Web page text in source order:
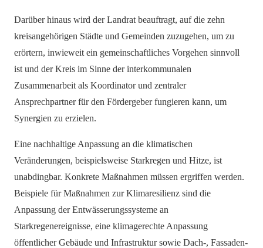
Darüber hinaus wird der Landrat beauftragt, auf die zehn
kreisangehörigen Städte und Gemeinden zuzugehen, um zu
erörtern, inwieweit ein gemeinschaftliches Vorgehen sinnvoll
ist und der Kreis im Sinne der interkommunalen
Zusammenarbeit als Koordinator und zentraler
Ansprechpartner für den Fördergeber fungieren kann, um
Synergien zu erzielen.
Eine nachhaltige Anpassung an die klimatischen
Veränderungen, beispielsweise Stark­regen und Hitze, ist
unabdingbar. Konkrete Maßnahmen müssen ergriffen werden.
Beispiele für Maßnahmen zur Klimaresilienz sind die
Anpassung der Entwässerungs­systeme an
Starkregenereignisse, eine klimagerechte Anpassung
öffentlicher Gebäude und Infrastruktur sowie Dach-, Fassaden-